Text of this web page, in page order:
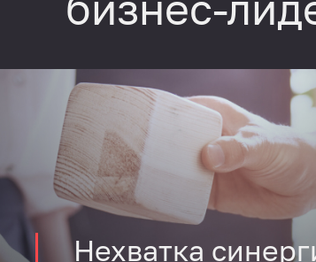
Нехватка